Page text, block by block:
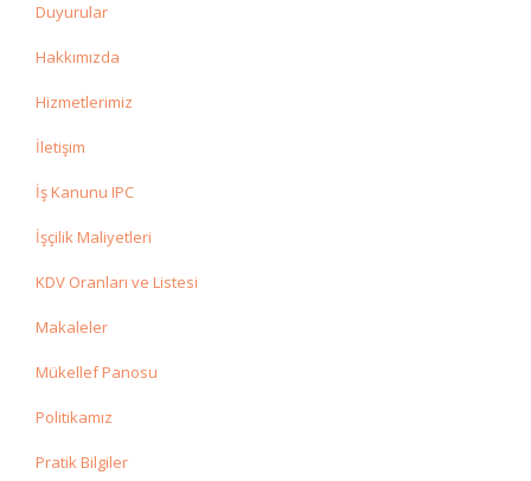
Duyurular
Hakkımızda
Hizmetlerimiz
İletişim
İş Kanunu IPC
İşçilik Maliyetleri
KDV Oranları ve Listesi
Makaleler
Mükellef Panosu
Politikamız
Pratik Bilgiler